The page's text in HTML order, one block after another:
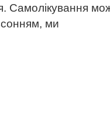
Самолікування
ми